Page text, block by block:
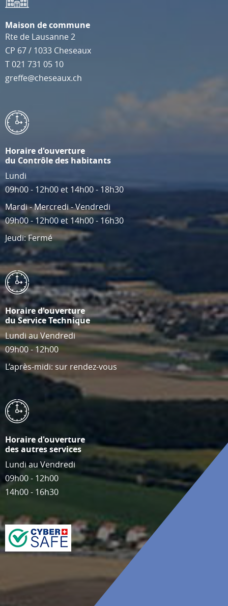
Maison de commune
Rte de Lausanne 2
CP 67/ 1033 Cheseaux
T021 731 05 10
greffe@cheseaux.ch
Horaire d'ouverture
du Contrôle des habitants
Lundi
09h00 - 12h00 et 14h00 - 18h30
Mardi - Mercredi - Vendredi
09h00 - 12h00 et 14h00 - 16h30
Jeudi: Fermé
Horaire d'ouverture
du Service Technique
Lundi au Vendredi
09h00 - 12h00
L’après-midi: sur rendez-vous
Horaire d'ouverture
des autres services
Lundi au Vendredi
09h00 - 12h00
14h00 - 16h30